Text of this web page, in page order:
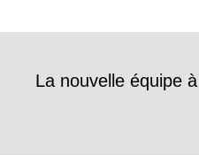
La nouvelle équipe